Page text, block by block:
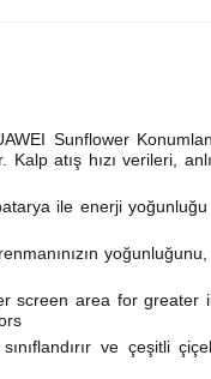
Sunflower
atış hızı verileri,
ile enerji
screen area for
ve çeşitli